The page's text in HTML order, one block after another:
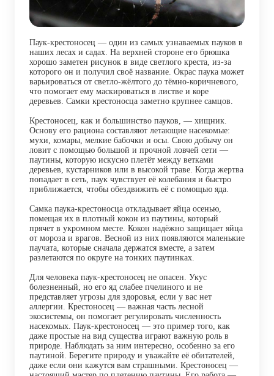
Паук-крестоносец — один из самых узнаваемых пауков в
наших лесах и садах. На верхней стороне его брюшка
хорошо заметен рисунок в виде светлого креста, из-за
которого он и получил своё название. Окрас паука может
варьироваться от светло-жёлтого до тёмно-коричневого,
что помогает ему маскироваться в листве и коре
деревьев. Самки крестоносца заметно крупнее самцов.
Крестоносец, как и большинство пауков, — хищник.
Основу его рациона составляют летающие насекомые:
мухи, комары, мелкие бабочки и осы. Свою добычу он
ловит с помощью большой и прочной ловчей сети —
паутины, которую искусно плетёт между ветками
деревьев, кустарников или в высокой траве. Когда жертва
попадает в сеть, паук чувствует её колебания и быстро
приближается, чтобы обездвижить её с помощью яда.
Самка паука-крестоносца откладывает яйца осенью,
помещая их в плотный кокон из паутины, который
прячет в укромном месте. Кокон надёжно защищает яйца
от мороза и врагов. Весной из них появляются маленькие
паучата, которые сначала держатся вместе, а затем
разлетаются по округе на тонких паутинках.
Для человека паук-крестоносец не опасен. Укус
болезненный, но его яд слабее пчелиного и не
представляет угрозы для здоровья, если у вас нет
аллергии. Крестоносец — важная часть лесной
экосистемы, он помогает регулировать численность
насекомых. Паук-крестоносец — это пример того, как
даже простые на вид существа играют важную роль в
природе. Наблюдать за ним интересно, особенно за его
паутиной. Берегите природу и уважайте её обитателей,
даже если они кажутся вам страшными. Крестоносец —